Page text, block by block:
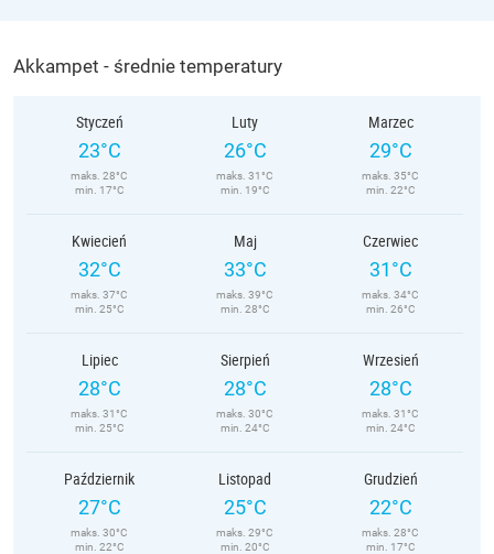
Akkampet - średnie temperatury
Styczeń
23°C
maks. 28°C
min. 17°C
Luty
26°C
maks. 31°C
min. 19°C
Marzec
29°C
maks. 35°C
min. 22°C
Kwiecień
32°C
maks. 37°C
min. 25°C
Maj
33°C
maks. 39°C
min. 28°C
Czerwiec
31°C
maks. 34°C
min. 26°C
Lipiec
28°C
maks. 31°C
min. 25°C
Sierpień
28°C
maks. 30°C
min. 24°C
Wrzesień
28°C
maks. 31°C
min. 24°C
Październik
27°C
maks. 30°C
min. 22°C
Listopad
25°C
maks. 29°C
min. 20°C
Grudzień
22°C
maks. 28°C
min. 17°C